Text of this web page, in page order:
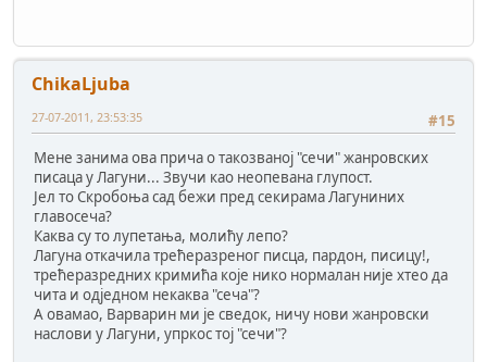
ChikaLjuba
#15
27-07-2011, 23:53:35
Мене занима ова прича о такозваној "сечи" жанровских
писаца у Лагуни... Звучи као неопевана глупост.
Јел то Скробоња сад бежи пред секирама Лагуниних
главосеча?
Каква су то лупетања, молићу лепо?
Лагуна откачила трећеразреног писца, пардон, писицу!,
трећеразредних кримића које нико нормалан није хтео да
чита и одједном некаква "сеча"?
А овамао, Варварин ми је сведок, ничу нови жанровски
наслови у Лагуни, упркос тој "сечи"?